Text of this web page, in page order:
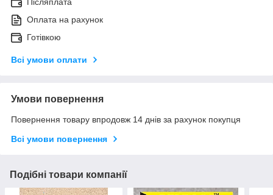
Післяплата
Оплата на рахунок
Готівкою
Всі умови оплати
Умови повернення
Повернення товару впродовж 14 днів за рахунок покупця
Всі умови повернення
Подібні товари компанії